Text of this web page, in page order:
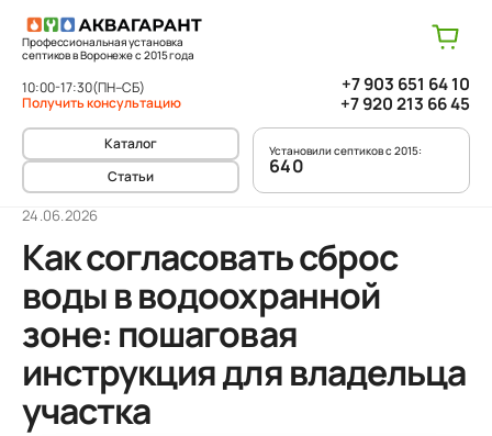
Профессиональная установка
септиков в Воронеже с 2015 года
Каталог
Статьи
Установили септиков с 2015:
640
10:00-17:30(ПН–СБ)
Получить консультацию
+7 903 651 64 10
+7 920 213 66 45
24.06.2026
Как согласовать сброс
воды в водоохранной
зоне: пошаговая
инструкция для владельца
участка